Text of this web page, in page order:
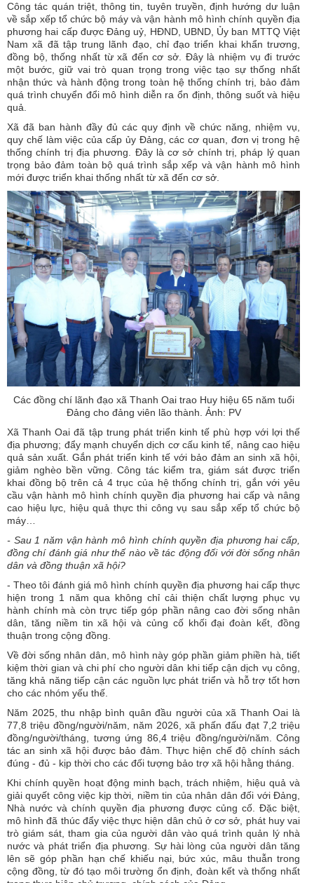
Công tác quán triệt, thông tin, tuyên truyền, định hướng dư luận
về sắp xếp tổ chức bộ máy và vận hành mô hình chính quyền địa
phương hai cấp được Đảng uỷ, HĐND, UBND, Ủy ban MTTQ Việt
Nam xã đã tập trung lãnh đạo, chỉ đạo triển khai khẩn trương,
đồng bộ, thống nhất từ xã đến cơ sở. Đây là nhiệm vụ đi trước
một bước, giữ vai trò quan trọng trong việc tạo sự thống nhất
nhận thức và hành động trong toàn hệ thống chính trị, bảo đảm
quá trình chuyển đổi mô hình diễn ra ổn định, thông suốt và hiệu
quả.
Xã đã ban hành đầy đủ các quy định về chức năng, nhiệm vụ,
quy chế làm việc của cấp ủy Đảng, các cơ quan, đơn vị trong hệ
thống chính trị địa phương. Đây là cơ sở chính trị, pháp lý quan
trọng bảo đảm toàn bộ quá trình sắp xếp và vận hành mô hình
mới được triển khai thống nhất từ xã đến cơ sở.
Các đồng chí lãnh đạo xã Thanh Oai trao Huy hiệu 65 năm tuổi
Đảng cho đảng viên lão thành. Ảnh: PV
Xã Thanh Oai đã tập trung phát triển kinh tế phù hợp với lợi thế
địa phương; đẩy mạnh chuyển dịch cơ cấu kinh tế, nâng cao hiệu
quả sản xuất. Gắn phát triển kinh tế với bảo đảm an sinh xã hội,
giảm nghèo bền vững. Công tác kiểm tra, giám sát được triển
khai đồng bộ trên cả 4 trục của hệ thống chính trị, gắn với yêu
cầu vận hành mô hình chính quyền địa phương hai cấp và nâng
cao hiệu lực, hiệu quả thực thi công vụ sau sắp xếp tổ chức bộ
máy…
- Sau 1 năm vận hành mô hình chính quyền địa phương hai cấp,
đồng chí đánh giá như thế nào về tác động đối với đời sống nhân
dân và đồng thuận xã hội?
- Theo tôi đánh giá mô hình chính quyền địa phương hai cấp thực
hiện trong 1 năm qua không chỉ cải thiện chất lượng phục vụ
hành chính mà còn trực tiếp góp phần nâng cao đời sống nhân
dân, tăng niềm tin xã hội và củng cố khối đại đoàn kết, đồng
thuận trong cộng đồng.
Về đời sống nhân dân, mô hình này góp phần giảm phiền hà, tiết
kiệm thời gian và chi phí cho người dân khi tiếp cận dịch vụ công,
tăng khả năng tiếp cận các nguồn lực phát triển và hỗ trợ tốt hơn
cho các nhóm yếu thế.
Năm 2025, thu nhập bình quân đầu người của xã Thanh Oai là
77,8 triệu đồng/người/năm, năm 2026, xã phấn đấu đạt 7,2 triệu
đồng/người/tháng, tương ứng 86,4 triệu đồng/người/năm. Công
tác an sinh xã hội được bảo đảm. Thực hiện chế độ chính sách
đúng - đủ - kịp thời cho các đối tượng bảo trợ xã hội hằng tháng.
Khi chính quyền hoạt động minh bạch, trách nhiệm, hiệu quả và
giải quyết công việc kịp thời, niềm tin của nhân dân đối với Đảng,
Nhà nước và chính quyền địa phương được củng cố. Đặc biệt,
mô hình đã thúc đẩy việc thực hiện dân chủ ở cơ sở, phát huy vai
trò giám sát, tham gia của người dân vào quá trình quản lý nhà
nước và phát triển địa phương. Sự hài lòng của người dân tăng
lên sẽ góp phần hạn chế khiếu nại, bức xúc, mâu thuẫn trong
cộng đồng, từ đó tạo môi trường ổn định, đoàn kết và thống nhất